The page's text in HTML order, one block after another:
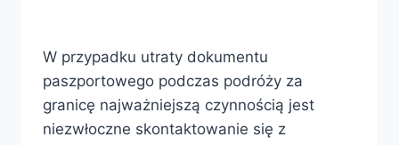
W przypadku utraty dokumentu
paszportowego podczas podróży za
granicę najważniejszą czynnością jest
niezwłoczne skontaktowanie się z